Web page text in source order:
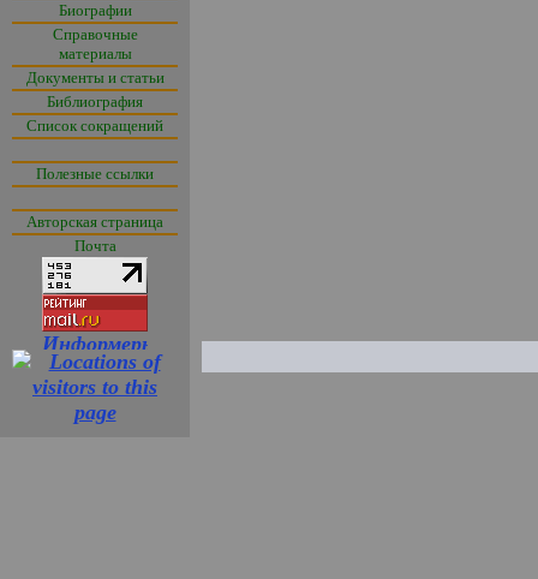
Биографии
Справочные
материалы
Документы и статьи
Библиография
Список сокращений
Полезные ссылки
Авторская страница
Почта